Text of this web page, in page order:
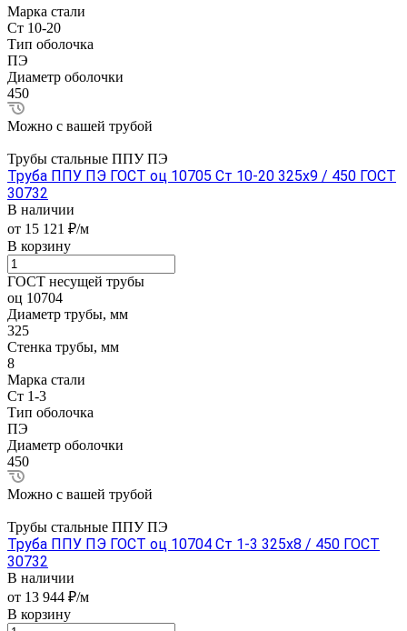
Марка стали
Ст 10-20
Тип оболочка
ПЭ
Диаметр оболочки
450
Можно с вашей трубой
Трубы стальные ППУ ПЭ
Труба ППУ ПЭ ГОСТ оц 10705 Ст 10-20 325x9 / 450 ГОСТ
30732
В наличии
от 15 121 ₽/м
В корзину
ГОСТ несущей трубы
оц 10704
Диаметр трубы, мм
325
Стенка трубы, мм
8
Марка стали
Ст 1-3
Тип оболочка
ПЭ
Диаметр оболочки
450
Можно с вашей трубой
Трубы стальные ППУ ПЭ
Труба ППУ ПЭ ГОСТ оц 10704 Ст 1-3 325x8 / 450 ГОСТ
30732
В наличии
от 13 944 ₽/м
В корзину